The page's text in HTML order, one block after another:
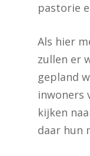
pastorie
Als hier
zullen er
gepland
inwoners
kijken
daar hun